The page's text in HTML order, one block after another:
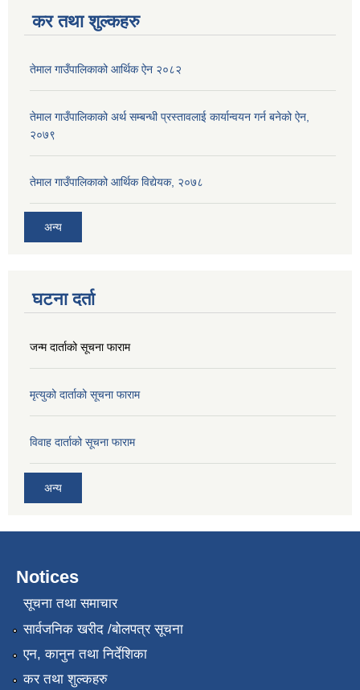
कर तथा शुल्कहरु
तेमाल गाउँपालिकाको आर्थिक ऐन २०८२
तेमाल गाउँपालिकाको अर्थ सम्बन्धी प्रस्तावलाई कार्यान्वयन गर्न बनेको ऐन,
२०७९
तेमाल गाउँपालिकाको आर्थिक विद्येयक, २०७८
अन्य
घटना दर्ता
जन्म दार्ताको सूचना फाराम
मृत्युको दार्ताको सूचना फाराम
विवाह दार्ताको सूचना फाराम
अन्य
Notices
सूचना तथा समाचार
सार्वजनिक खरीद /बोलपत्र सूचना
एन, कानुन तथा निर्देशिका
कर तथा शुल्कहरु